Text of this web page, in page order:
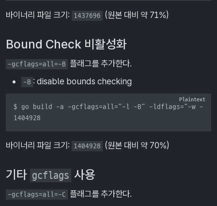
바이너리 파일 크기: 1437696 (원본 대비 약 71%)
Bound Check 비활성화
-gcflags=all=-B 플래그를 추가한다.
-B : disable bounds checking
$ go build -a -gcflags=all="-l -B" -ldflags="-w -s";
1404928
바이너리 파일 크기: 1404928 (원본 대비 약 70%)
기타 gcflags 사용
-gcflags=all=-C 플래그를 추가한다.